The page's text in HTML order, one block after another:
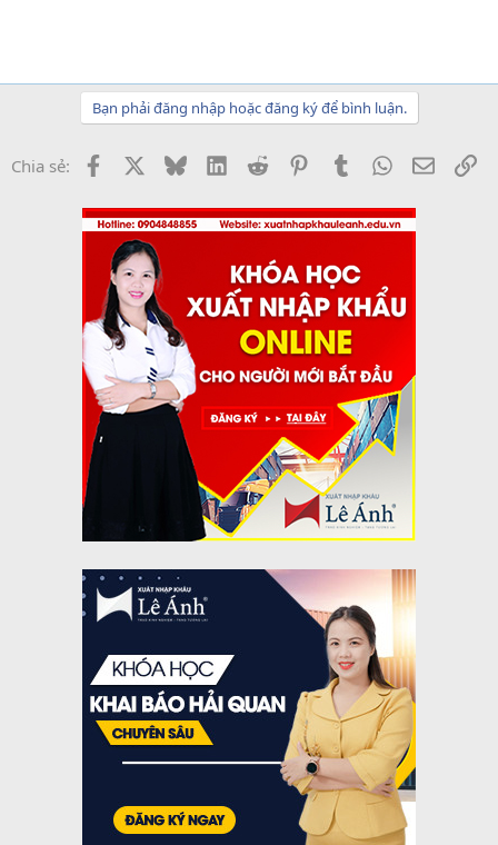
Bạn phải đăng nhập hoặc đăng ký để bình luận.
Chia sẻ: Facebook BlueskyLinkedInReddit PinterestTumblrWhatsApp
Email